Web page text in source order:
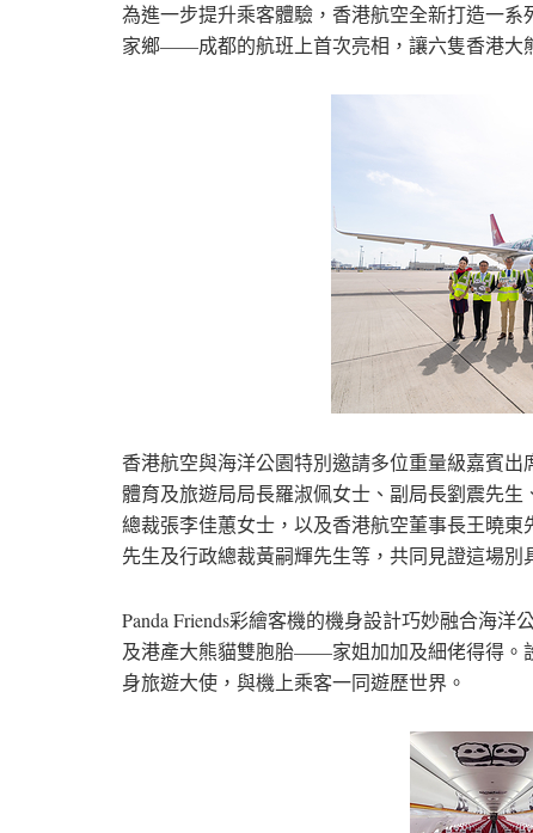
為進一步提升乘客體驗，香港航空全新打造一系
家鄉——成都的航班上首次亮相，讓六隻香港大
香港航空與海洋公園特別邀請多位重量級嘉賓出
體育及旅遊局局長羅淑佩女士、副局長劉震先
總裁張李佳蕙女士，以及香港航空董事長王曉
先生及行政總裁黃嗣輝先生等，共同見證這場別
Panda Friends彩繪客機的機身設計巧妙融合海
及港產大熊貓雙胞胎——家姐加加及細佬得得。
身旅遊大使，與機上乘客一同遊歷世界。